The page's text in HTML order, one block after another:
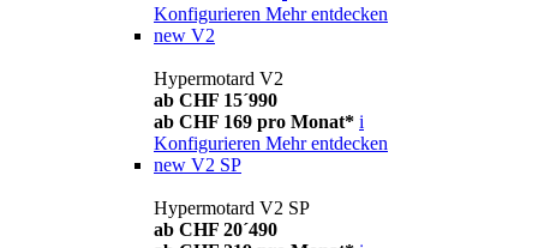
Konfigurieren Mehr entdecken
new V2
Hypermotard V2
ab CHF 15´990
ab CHF 169 pro Monat* i
Konfigurieren Mehr entdecken
new V2 SP
Hypermotard V2 SP
ab CHF 20´490